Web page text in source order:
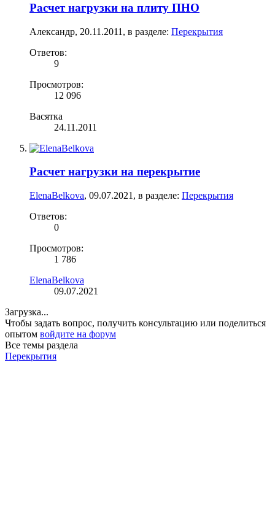
Расчет нагрузки на плиту ПНО
Александр, 20.11.2011 , в разделе: Перекрытия
Ответов:
9
Просмотров:
12 096
Васятка
24.11.2011
Расчет нагрузки на перекрытие
ElenaBelkova, 09.07.2021 , в разделе: Перекрытия
Ответов:
0
Просмотров:
1 786
ElenaBelkova
09.07.2021
Загрузка...
Чтобы задать вопрос, получить консультацию или поделиться
опытом войдите на форум
Все темы раздела
Перекрытия